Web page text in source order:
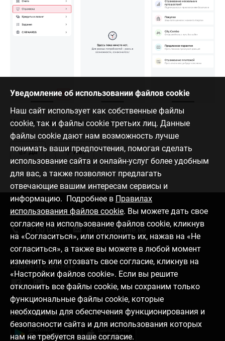
Нашли ли вы ответ на свой вопрос?
Да Нет
Уведомление об использовании файлов cookie
Наш сайт использует как собственные файлы
cookie, так и файлы cookie третьих лиц. Данные
файлы cookie дают нам возможность лучше
понимать ваши предпочтения, помогая сделать
использование сайта и онлайн-услуг более удобным
для вас, а также позволяют предлагать
отвечающие вашим интересам сервисы и
информацию. Подробнее в Правилах
использования файлов cookie. Вы можете дать свое
согласие на использование файлов cookie, кликнув
на «Согласиться», или отклонить их, нажав на «Не
согласиться», а также вы можете в любой момент
изменить или отозвать свое согласие, кликнув на
«Настройки файлов cookie». Если вы решите
отклонить все файлы cookie, мы сохраним только
функциональные файлы cookie, которые
необходимы для обеспечения функционирования и
безопасности сайта и для использования которых
нам не требуется ваше согласие.
Связаться с нами
77 00 000 info@citadele.ee
Следите за новостями
Download mobile app